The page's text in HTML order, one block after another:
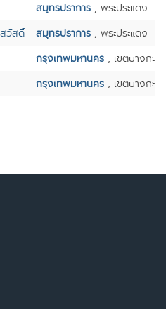
สมุทรปราการ , พระประแดง
วัสดิ์
สมุทรปราการ , พระประแดง
กรุงเทพมหานคร , เขตบางกะปิ
กรุงเทพมหานคร , เขตบางกะปิ